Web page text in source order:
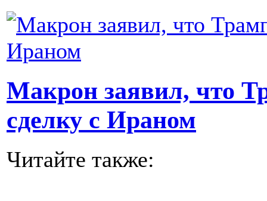
Макрон заявил, что
сделку с Ираном
Читайте также: